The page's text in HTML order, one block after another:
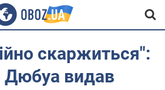
скаржиться":
Дюбуа видав